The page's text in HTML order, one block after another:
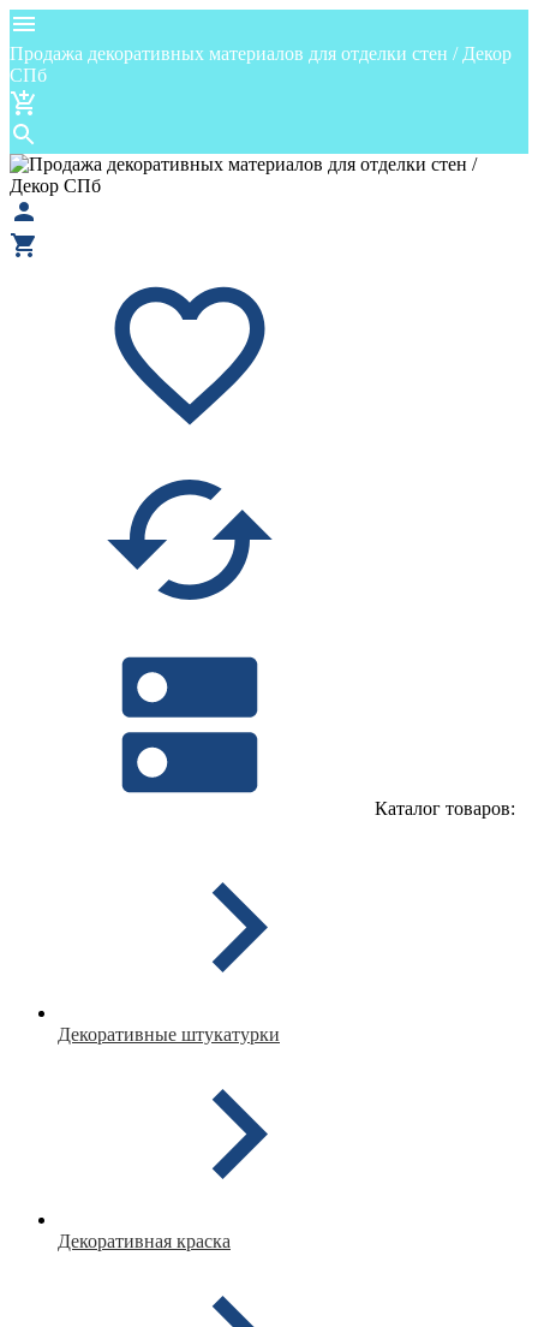
Продажа декоративных материалов для отделки стен / Декор
СПб
Каталог товаров:
Декоративные штукатурки
Декоративная краска